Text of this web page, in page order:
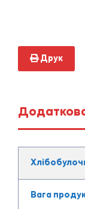
Друк
Вага